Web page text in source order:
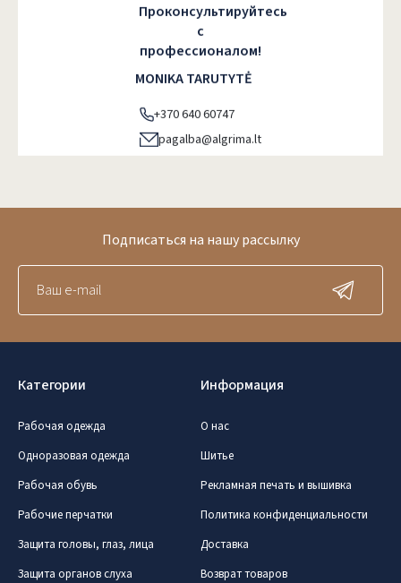
Проконсультируйтесь
с
профессионалом!
MONIKA TARUTYTĖ
+370 640 60747
pagalba@algrima.lt
Категории
Рабочая одежда
Одноразовая одежда
Рабочая обувь
Рабочие перчатки
Защита головы, глаз, лица
Защита органов слуха
Информация
О нас
Шитье
Рекламная печать и вышивка
Политика конфиденциальности
Доставка
Возврат товаров
Подписаться на нашу рассылку